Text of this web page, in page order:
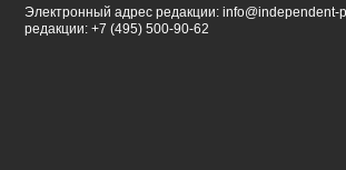
Электронный адрес редакции:info@independent-
редакции: +7 (495) 500-90-62